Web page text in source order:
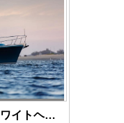
その他メーカー(海外) ホワイトヘブン 40